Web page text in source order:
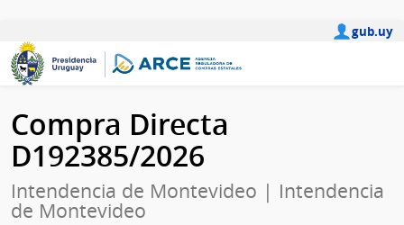
gub.uy
Compra Directa
D192385/2026
Intendencia de Montevideo | Intendencia
de Montevideo